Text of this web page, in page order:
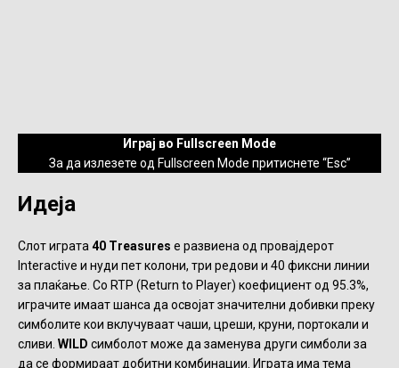
Играј во Fullscreen Mode
За да излезете од Fullscreen Mode притиснете “Esc”
Идеја
Слот играта 40 Treasures е развиена од провајдерот
Interactive и нуди пет колони, три редови и 40 фиксни линии
за плаќање. Со RTP (Return to Player) коефициент од 95.3%,
играчите имаат шанса да освојат значителни добивки преку
симболите кои вклучуваат чаши, цреши, круни, портокали и
сливи. WILD симболот може да заменува други симболи за
да се формираат добитни комбинации. Играта има тема